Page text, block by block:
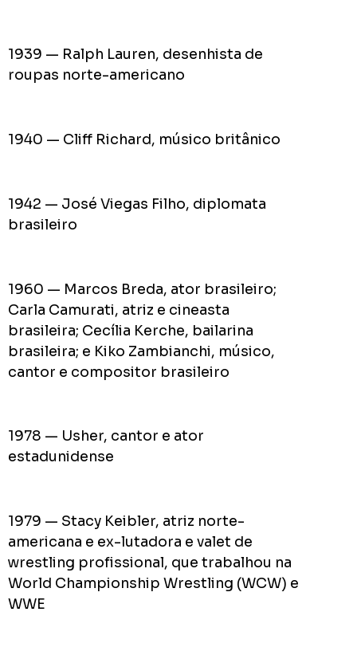
1939 — Ralph Lauren, desenhista de
roupas norte-americano
1940 — Cliff Richard, músico britânico
1942 — José Viegas Filho, diplomata
brasileiro
1960 — Marcos Breda, ator brasileiro;
Carla Camurati, atriz e cineasta
brasileira; Cecília Kerche, bailarina
brasileira; e Kiko Zambianchi, músico,
cantor e compositor brasileiro
1978 — Usher, cantor e ator
estadunidense
1979 — Stacy Keibler, atriz norte-
americana e ex-lutadora e valet de
wrestling profissional, que trabalhou na
World Championship Wrestling (WCW) e
WWE